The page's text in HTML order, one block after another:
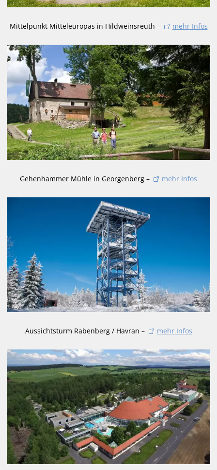
Mittelpunkt Mitteleuropas in Hildweinsreuth – mehr Infos
Gehenhammer Mühle in Georgenberg – mehr Infos
Aussichtsturm Rabenberg / Havran – mehr Infos